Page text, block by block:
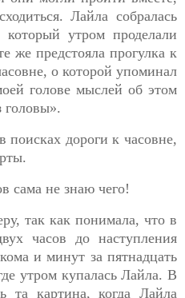
Лайла собралась
утром проделали
же предстояла прогулка к
о которой упоминал
голове мыслей об этом
головы».
поисках дороги к часовне,
сама не знаю чего!
так как понимала, что в
часов до наступления
и минут за пятнадцать
утром купалась Лайла. В
та картина, когда Лайла